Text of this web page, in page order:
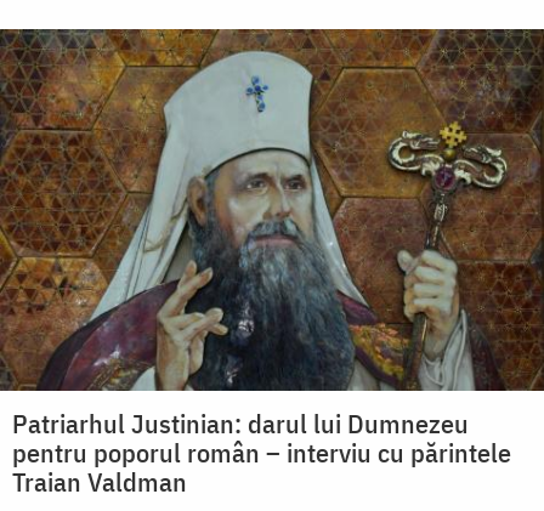
Patriarhul Justinian: darul lui Dumnezeu
pentru poporul român – interviu cu părintele
Traian Valdman